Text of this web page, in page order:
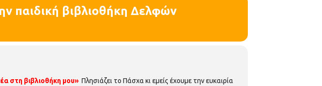
παιδική βιβλιοθήκη Δελφών
στη βιβλιοθήκη μου» Πλησιάζει το Πάσχα κι εμείς έχουμε την ευκαιρία